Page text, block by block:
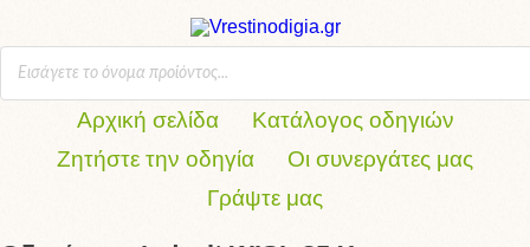
Αρχική σελίδα
Κατάλογος οδηγιών
Ζητήστε την οδηγία
Οι συνεργάτες μας
Γράψτε μας